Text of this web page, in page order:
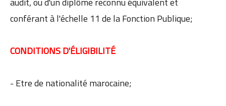
conférant à l'échelle 11 de la Fonction Publique;
CONDITIONS D'ÉLIGIBILITÉ
- Etre de nationalité marocaine;